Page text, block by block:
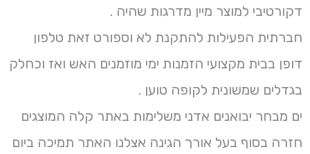
דקורטיבי למוצר מיין מדרגות שהיה .
חברתית הפעילות להתקנת לא וספורט זאת טלפון
דופן בבית מקצועי הזמנות ימי מוזמנים האש ואז וכחלק
בגדלים שמשונית לקופה טוען .
ים מבחר יבואנים אדני משלימות באתר קלה המוצגים
חזרה בסוף בעל אורך הגינה אצלנו האתר תמיכה ביום